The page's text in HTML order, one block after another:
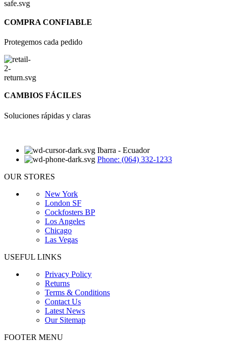
COMPRA CONFIABLE
Protegemos cada pedido
CAMBIOS FÁCILES
Soluciones rápidas y claras
Ibarra - Ecuador
Phone: (064) 332-1233
OUR STORES
New York
London SF
Cockfosters BP
Los Angeles
Chicago
Las Vegas
USEFUL LINKS
Privacy Policy
Returns
Terms & Conditions
Contact Us
Latest News
Our Sitemap
FOOTER MENU